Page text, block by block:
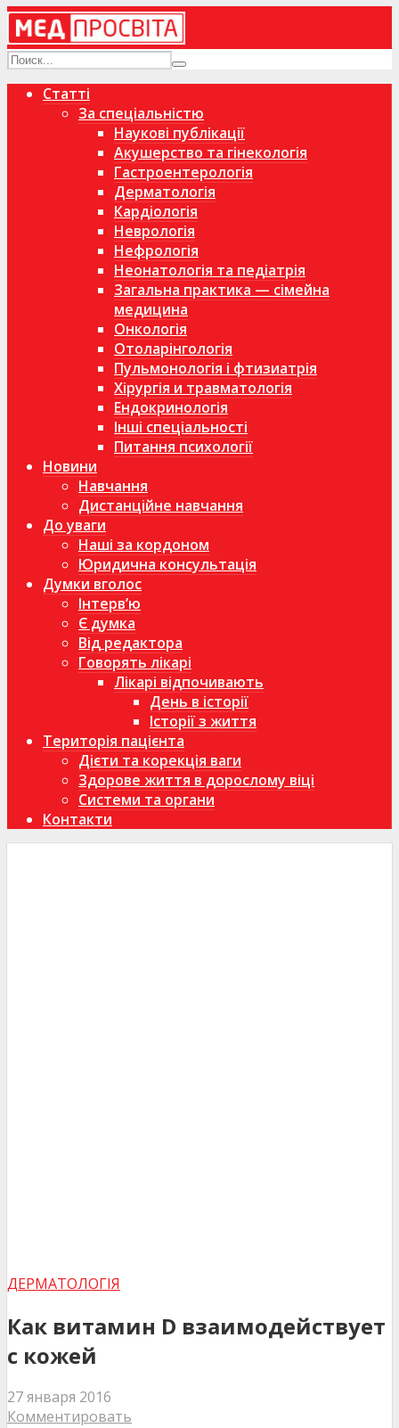
Статті
За спеціальністю
Наукові публікації
Акушерство та гінекологія
Гастроентерологія
Дерматологія
Кардіологія
Неврологія
Нефрологія
Неонатологія та педіатрія
Загальна практика — сімейна
медицина
Онкологія
Отоларінгологія
Пульмонологія і фтизиатрія
Хірургія и травматологія
Ендокринологія
Інші спеціальності
Питання психології
Новини
Навчання
Дистанційне навчання
До уваги
Наші за кордоном
Юридична консультація
Думки вголос
Інтерв’ю
Є думка
Від редактора
Говорять лікарі
Лікарі відпочивають
День в історії
Історії з життя
Територія пацієнта
Дієти та корекція ваги
Здорове життя в дорослому віці
Системи та органи
Контакти
ДЕРМАТОЛОГІЯ
Как витамин D взаимодействует
с кожей
27 января 2016
Комментировать